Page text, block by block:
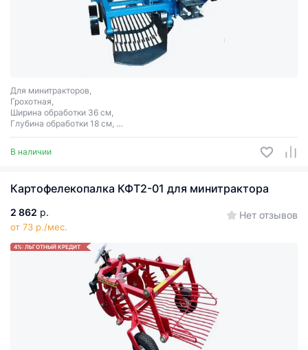
Для минитракторов,
Грохотная,
Ширина обработки 36 см,
Глубина обработки 18 см,
Вес 45 кг
В наличии
Картофелекопалка КФТ2-01 для минитрактора
2 862 р.
от 73 р./мес.
Нет отзывов
4%: ЛЬГОТНЫЙ КРЕДИТ